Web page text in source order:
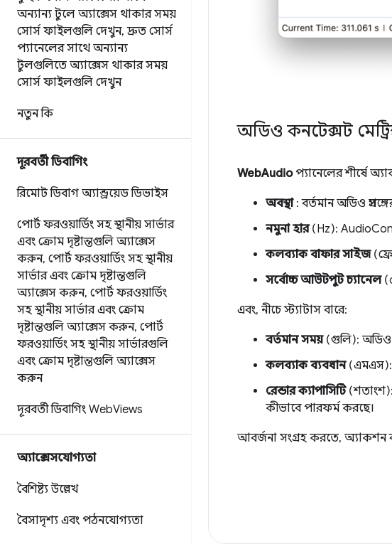
অন্যান্য টুলে অ্যাক্সেস থাকার সময়
সোর্স ফাইলগুলি দেখুন, দ্রুত সোর্স
প্যানেলের সাথে অন্যান্য
টুলগুলিতে অ্যাক্সেস থাকার সময়
সোর্স ফাইলগুলি দেখুন
নতুন কি
দূরবর্তী ডিবাগিং
রিমোট ডিবাগ অ্যান্ড্রয়েড ডিভাইস
পোর্ট ফরওয়ার্ডিং সহ স্থানীয় সার্ভার
এবং ক্রোম দৃষ্টান্তগুলি অ্যাক্সেস
করুন, পোর্ট ফরওয়ার্ডিং সহ স্থানীয়
সার্ভার এবং ক্রোম দৃষ্টান্তগুলি
অ্যাক্সেস করুন, পোর্ট ফরওয়ার্ডিং
সহ স্থানীয় সার্ভার এবং ক্রোম
দৃষ্টান্তগুলি অ্যাক্সেস করুন, পোর্ট
ফরওয়ার্ডিং সহ স্থানীয় সার্ভারগুলি
এবং ক্রোম দৃষ্টান্তগুলি অ্যাক্সেস
করুন
দূরবর্তী ডিবাগিং WebViews
অ্যাক্সেসযোগ্যতা
বৈশিষ্ট্য উল্লেখ
বৈসাদৃশ্য এবং পঠনযোগ্যতা
অডিও কনটেক্সট
WebAudioপ্যানেলের শীর্ষে
অবস্থা: বর্তমান অডিও
নমুনা হার(Hz):
কলব্যাক বাফার সাইজ
সর্বোচ্চ আউটপুট চ্যানেল
এবং, নীচে স্ট্যাটাস বারে:
বর্তমান সময়(গুলি): অডিও
কলব্যাক ব্যবধান(এমএস):
রেন্ডার ক্যাপাসিটি(শতাংশ):
কীভাবে পারফর্ম করছে।
আবর্জনা সংগ্রহ করতে, অ্যাকশন